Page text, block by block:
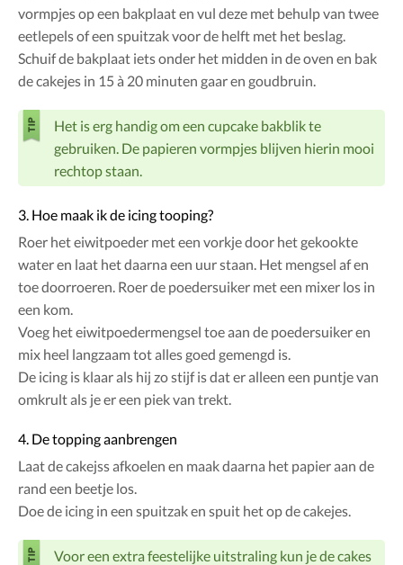
vormpjes op een bakplaat en vul deze met behulp van twee
eetlepels of een spuitzak voor de helft met het beslag.
Schuif de bakplaat iets onder het midden in de oven en bak
de cakejes in 15 à 20 minuten gaar en goudbruin.
Het is erg handig om een cupcake bakblik te
gebruiken. De papieren vormpjes blijven hierin mooi
rechtop staan.
3. Hoe maak ik de icing tooping?
Roer het eiwitpoeder met een vorkje door het gekookte
water en laat het daarna een uur staan. Het mengsel af en
toe doorroeren. Roer de poedersuiker met een mixer los in
een kom.
Voeg het eiwitpoedermengsel toe aan de poedersuiker en
mix heel langzaam tot alles goed gemengd is.
De icing is klaar als hij zo stijf is dat er alleen een puntje van
omkrult als je er een piek van trekt.
4. De topping aanbrengen
Laat de cakejss afkoelen en maak daarna het papier aan de
rand een beetje los.
Doe de icing in een spuitzak en spuit het op de cakejes.
Voor een extra feestelijke uitstraling kun je de cakes